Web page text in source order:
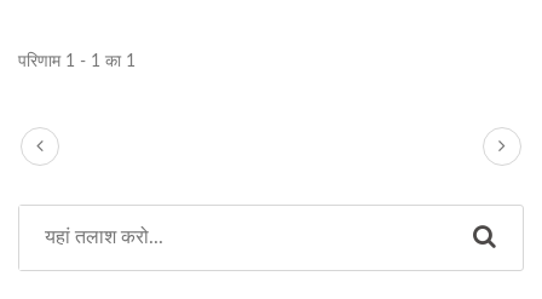
परिणाम 1 - 1 का 1